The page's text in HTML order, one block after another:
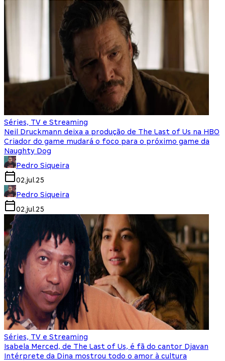
Séries, TV e Streaming
Neil Druckmann deixa a produção de The Last of Us na HBO
Criador do game mudará o foco para o próximo game da
Naughty Dog
Pedro Siqueira
02.jul.25
Pedro Siqueira
02.jul.25
Séries, TV e Streaming
Isabela Merced, de The Last of Us, é fã do cantor Djavan
Intérprete da Dina mostrou todo o amor à cultura